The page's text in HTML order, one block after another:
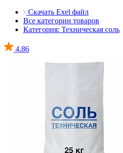
Скачать Exel файл
Все категории товаров
Категория: Техническая соль
4.86